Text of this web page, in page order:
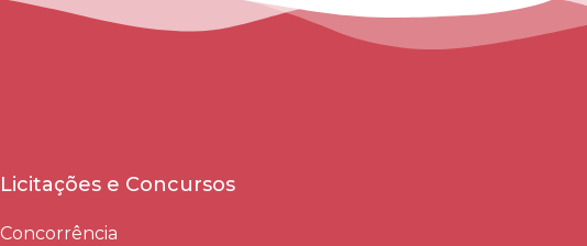
Licitações e Concursos
Concorrência